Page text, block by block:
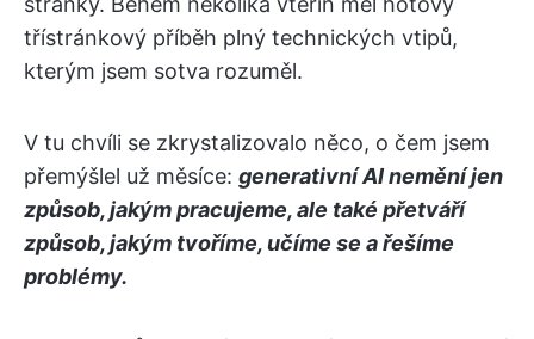
třístránkový příběh plný technických vtipů,
kterým jsem sotva rozuměl.
V tu chvíli se zkrystalizovalo něco, o čem jsem
přemýšlel už měsíce: generativní AI nemění jen
způsob, jakým pracujeme, ale také přetváří
způsob, jakým tvoříme, učíme se a řešíme
problémy.